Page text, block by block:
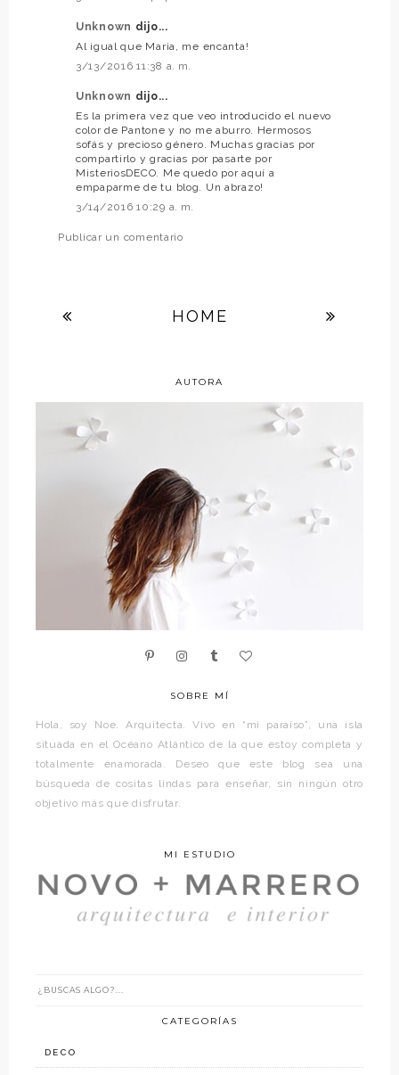
Unknown dijo...
Al igual que Maria, me encanta!
3/13/2016 11:38 a. m.
Unknown dijo...
Es la primera vez que veo introducido el nuevo
color de Pantone y no me aburro. Hermosos
sofás y precioso género. Muchas gracias por
compartirlo y gracias por pasarte por
MisteriosDECO. Me quedo por aquí a
empaparme de tu blog. Un abrazo!
3/14/2016 10:29 a. m.
Publicar un comentario
HOME
AUTORA
SOBRE MÍ
Hola, soy Noe. Arquitecta. Vivo en “mi paraíso”, una isla
situada en el Océano Atlántico de la que estoy completa y
totalmente enamorada. Deseo que este blog sea una
búsqueda de cositas lindas para enseñar, sin ningún otro
objetivo más que disfrutar.
MI ESTUDIO
CATEGORÍAS
DECO